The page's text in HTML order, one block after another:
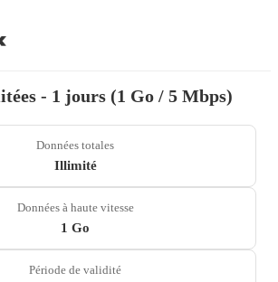
- 1 jours (1 Go / 5 Mbps)
Données totales
Illimité
Données à haute vitesse
1 Go
Période de validité